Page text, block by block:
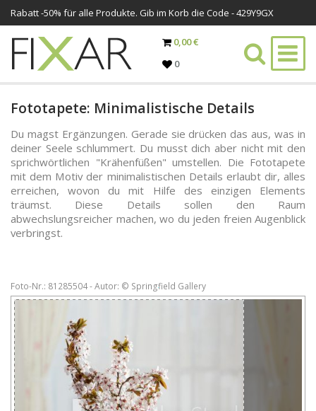
Rabatt -50% für alle Produkte. Gib im Korb die Code - 429Y9GX
0,00 €
0
Fototapete: Minimalistische Details
Du magst Ergänzungen. Gerade sie drücken das aus, was in
deiner Seele schlummert. Du musst dich aber nicht mit den
sprichwörtlichen "Krähenfüßen" umstellen. Die Fototapete
mit dem Motiv der minimalistischen Details erlaubt dir, alles
erreichen, wovon du mit Hilfe des einzigen Elements
träumst. Diese Details sollen den Raum
abwechslungsreicher machen, wo du jeden freien Augenblick
verbringst.
Foto-Nr.: 81285504 - Autor: © Springfield Gallery